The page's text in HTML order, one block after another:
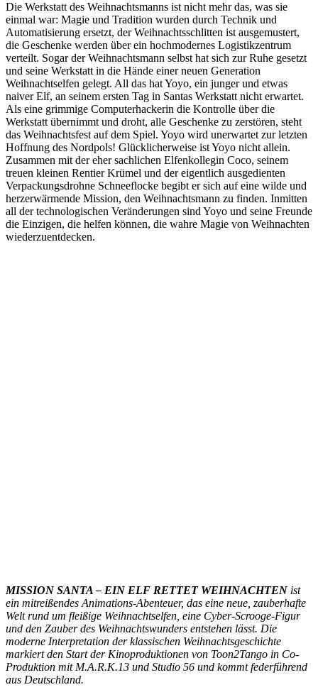
Die Werkstatt des Weihnachtsmanns ist nicht mehr das, was sie
einmal war: Magie und Tradition wurden durch Technik und
Automatisierung ersetzt, der Weihnachtsschlitten ist ausgemustert,
die Geschenke werden über ein hochmodernes Logistikzentrum
verteilt. Sogar der Weihnachtsmann selbst hat sich zur Ruhe gesetzt
und seine Werkstatt in die Hände einer neuen Generation
Weihnachtselfen gelegt. All das hat Yoyo, ein junger und etwas
naiver Elf, an seinem ersten Tag in Santas Werkstatt nicht erwartet.
Als eine grimmige Computerhackerin die Kontrolle über die
Werkstatt übernimmt und droht, alle Geschenke zu zerstören, steht
das Weihnachtsfest auf dem Spiel. Yoyo wird unerwartet zur letzten
Hoffnung des Nordpols! Glücklicherweise ist Yoyo nicht allein.
Zusammen mit der eher sachlichen Elfenkollegin Coco, seinem
treuen kleinen Rentier Krümel und der eigentlich ausgedienten
Verpackungsdrohne Schneeflocke begibt er sich auf eine wilde und
herzerwärmende Mission, den Weihnachtsmann zu finden. Inmitten
all der technologischen Veränderungen sind Yoyo und seine Freunde
die Einzigen, die helfen können, die wahre Magie von Weihnachten
wiederzuentdecken.
MISSION SANTA – EIN ELF RETTET WEIHNACHTEN ist
ein mitreißendes Animations-Abenteuer, das eine neue, zauberhafte
Welt rund um fleißige Weihnachtselfen, eine Cyber-Scrooge-Figur
und den Zauber des Weihnachtswunders entstehen lässt. Die
moderne Interpretation der klassischen Weihnachtsgeschichte
markiert den Start der Kinoproduktionen von Toon2Tango in Co-
Produktion mit M.A.R.K.13 und Studio 56 und kommt federführend
aus Deutschland.